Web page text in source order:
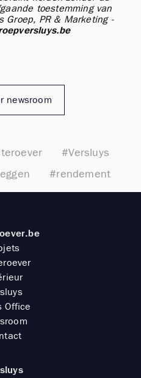
toestemming van
Groep, PR & Marketing -
newsroom
#Versluys
#rendement
Office